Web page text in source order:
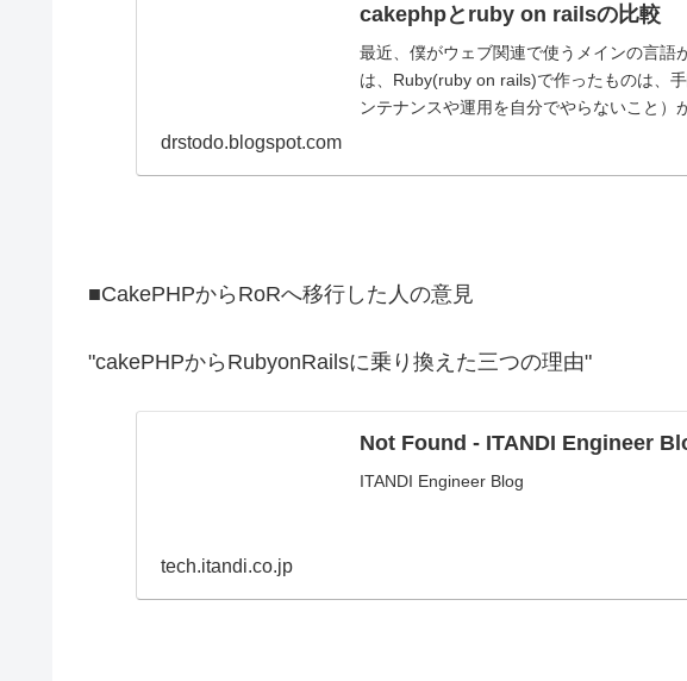
cakephpとruby on railsの比較
最近、僕がウェブ関連で使うメインの言語
は、Ruby(ruby on rails)で作ったものは、
ンテナンスや運用を自分でやらないこと）
drstodo.blogspot.com
■CakePHPからRoRへ移行した人の意見
"cakePHPからRubyonRailsに乗り換えた三つの理由"
Not Found - ITANDI Engineer
ITANDI Engineer Blog
tech.itandi.co.jp